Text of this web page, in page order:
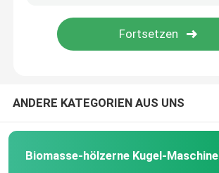
Zubehör für Pelletmaschinen
ANDERE KATEGORIEN AUS UNS
Biomasse-hölzerne Kugel-Maschine